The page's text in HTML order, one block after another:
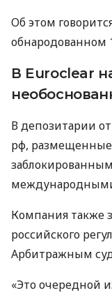
Об этом
обнародованном
В Euroclear
В депозитарии
рф, размещенные
Компания также
российского
Арбитражным
«Это очередной